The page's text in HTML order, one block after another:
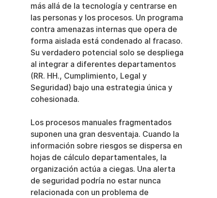
más allá de la tecnología y centrarse en
las personas y los procesos. Un programa
contra amenazas internas que opera de
forma aislada está condenado al fracaso.
Su verdadero potencial solo se despliega
al integrar a diferentes departamentos
(RR. HH., Cumplimiento, Legal y
Seguridad) bajo una estrategia única y
cohesionada.
Los procesos manuales fragmentados
suponen una gran desventaja. Cuando la
información sobre riesgos se dispersa en
hojas de cálculo departamentales, la
organización actúa a ciegas. Una alerta
de seguridad podría no estar nunca
relacionada con un problema de